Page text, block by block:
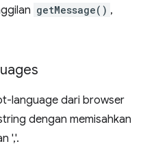
getMessage() ,
language dari browser
dengan memisahkan
','.